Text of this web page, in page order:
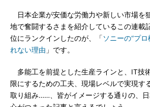
日本企業が安価な労働力や新しい市場を
地で奮闘するさまを紹介しているこの連載
位にランクインしたのが、「 ソニーの“プ
れない理由 」です。
多能工を前提とした生産ラインと、IT技
限にするための工夫、現場レベルで実現す
取り組み……、皆がイメージする通りの、